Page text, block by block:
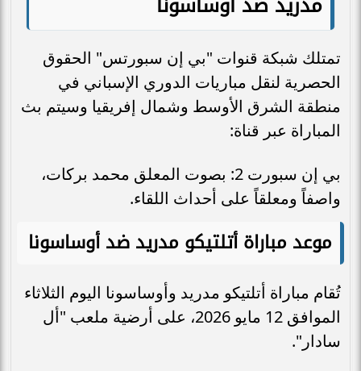
تمتلك شبكة قنوات "بي إن سبورتس" الحقوق
الحصرية لنقل مباريات الدوري الإسباني في
منطقة الشرق الأوسط وشمال إفريقيا وسيتم بث
المباراة عبر قناة:
بي إن سبورت 2: بصوت المعلق محمد بركات،
واصفاً ومعلقاً على أحداث اللقاء.
موعد مباراة أتلتيكو مدريد ضد أوساسونا
تُقام مباراة أتلتيكو مدريد وأوساسونا اليوم الثلاثاء
الموافق 12 مايو 2026، على أرضية ملعب "أل
سادار".